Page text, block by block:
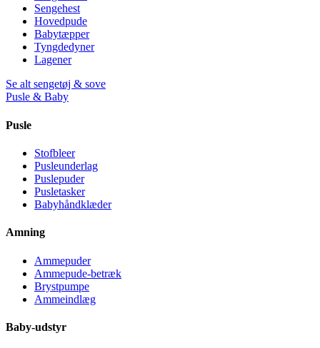
Sengehest
Hovedpude
Babytæpper
Tyngdedyner
Lagener
Se alt sengetøj & sove
Pusle & Baby
Pusle
Stofbleer
Pusleunderlag
Puslepuder
Pusletasker
Babyhåndklæder
Amning
Ammepuder
Ammepude-betræk
Brystpumpe
Ammeindlæg
Baby-udstyr